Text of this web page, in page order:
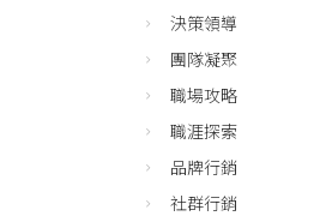
決策領導
團隊凝聚
職場攻略
職涯探索
品牌行銷
社群行銷